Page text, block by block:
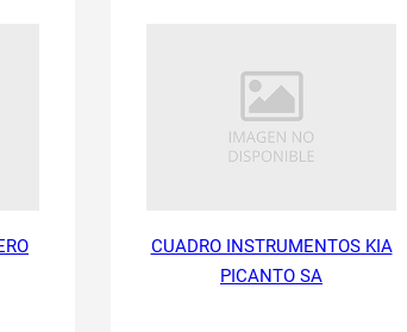
CUADRO INSTRUMENTOS KIA
PICANTO SA